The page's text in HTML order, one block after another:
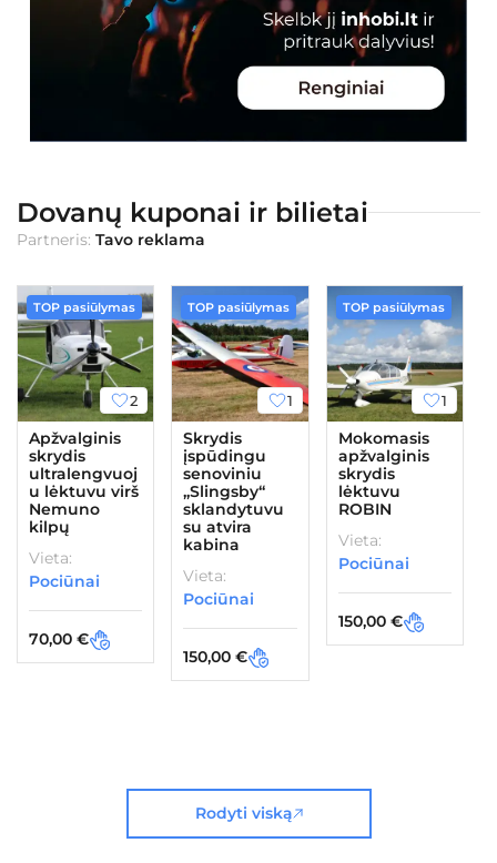
Dovanų kuponai ir bilietai
Partneris: Tavo reklama
TOP pasiūlymas
2
Apžvalginis
skrydis
ultralengvuoj
u lėktuvu virš
Nemuno
kilpų
Vieta:
Pociūnai
70,00 €
TOP pasiūlymas
1
Skrydis
įspūdingu
senoviniu
„Slingsby“
sklandytuvu
su atvira
kabina
Vieta:
Pociūnai
150,00€
TOP pasiūlymas
1
Mokomasis
apžvalginis
skrydis
lėktuvu
ROBIN
Vieta:
Pociūnai
150,00 €
Rodyti viską